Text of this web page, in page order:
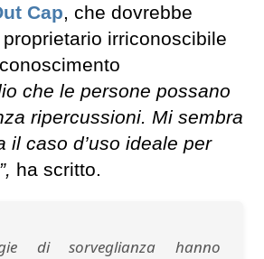
Cap, che dovrebbe
irriconoscibile
che le persone possano
ripercussioni. Mi sembra
il caso d’uso ideale per
ha scritto.
di sorveglianza hanno